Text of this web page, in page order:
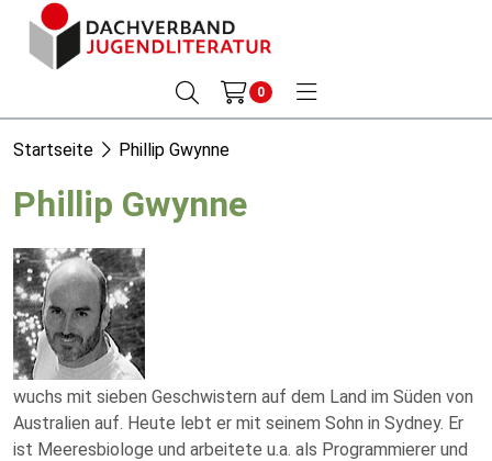
0
Startseite Phillip Gwynne
Phillip Gwynne
wuchs mit sieben Geschwistern auf dem Land im Süden von
Australien auf. Heute lebt er mit seinem Sohn in Sydney. Er
ist Meeresbiologe und arbeitete u.a. als Programmierer und